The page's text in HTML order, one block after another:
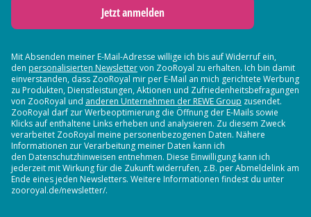
Jetzt anmelden
Mit Absenden meiner E-Mail-Adresse willige ich bis auf Widerruf ein,
den personalisierten Newslettervon ZooRoyal zu erhalten. Ich bin damit
einverstanden, dass ZooRoyal mir per E-Mail an mich gerichtete Werbung
zu Produkten, Dienstleistungen, Aktionen und Zufriedenheitsbefragungen
von ZooRoyal und anderen Unternehmen der REWE Group zusendet.
ZooRoyal darf zur Werbeoptimierung die Öffnung der E-Mails sowie
Klicks auf enthaltene Links erheben und analysieren. Zu diesem Zweck
verarbeitet ZooRoyal meine personenbezogenen Daten. Nähere
Informationen zur Verarbeitung meiner Daten kann ich
den Datenschutzhinweisen entnehmen. Diese Einwilligung kann ich
jederzeit mit Wirkung für die Zukunft widerrufen, z.B. per Abmeldelink am
Ende eines jeden Newsletters. Weitere Informationen findest du unter
zooroyal.de/newsletter/.